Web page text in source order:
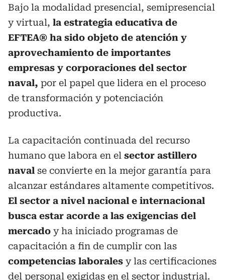
Bajo la modalidad presencial, semipresencial
y virtual, la estrategia educativa de
EFTEA® ha sido objeto de atención y
aprovechamiento de importantes
empresas y corporaciones del sector
naval, por el papel que lidera en el proceso
de transformación y potenciación
productiva.
La capacitación continuada del recurso
humano que labora en el sector astillero
naval se convierte en la mejor garantía para
alcanzar estándares altamente competitivos.
El sector a nivel nacional e internacional
busca estar acorde a las exigencias del
mercado y ha iniciado programas de
capacitación a fin de cumplir con las
competencias laborales y las certificaciones
del personal exigidas en el sector industrial.